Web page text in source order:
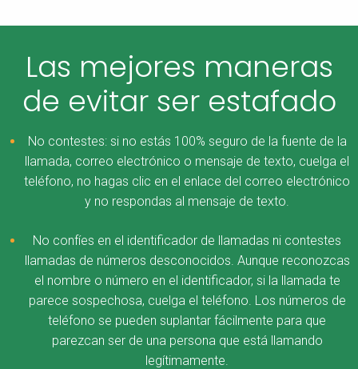
Las mejores maneras
de evitar ser estafado
No contestes: si no estás 100% seguro de la fuente de la
llamada, correo electrónico o mensaje de texto, cuelga el
teléfono, no hagas clic en el enlace del correo electrónico
y no respondas al mensaje de texto.
No confíes en el identificador de llamadas ni contestes
llamadas de números desconocidos. Aunque reconozcas
el nombre o número en el identificador, si la llamada te
parece sospechosa, cuelga el teléfono. Los números de
teléfono se pueden suplantar fácilmente para que
parezcan ser de una persona que está llamando
legítimamente.